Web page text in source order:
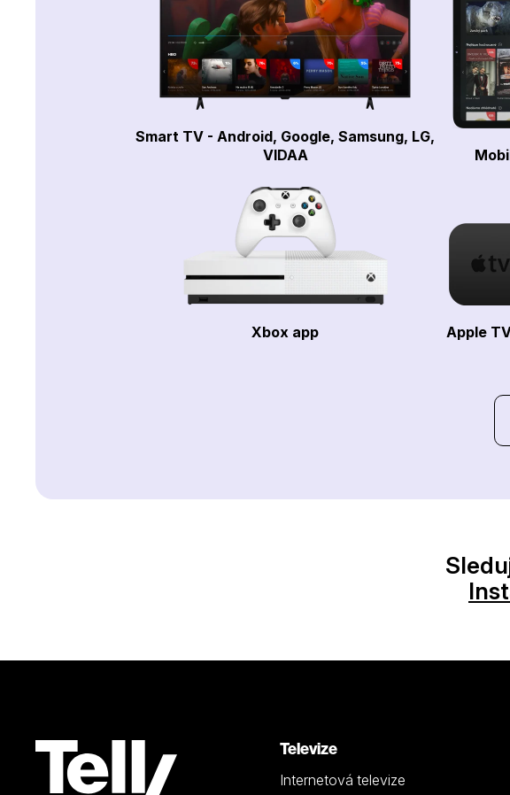
Smart TV - Android, Google, Samsung, LG,
VIDAA
Xbox app Apple
Televize
Internetová televize